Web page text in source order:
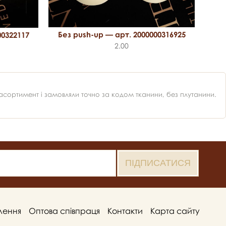
Без push-up — арт. 2000000316925
2.00
і замовляли точно за кодом тканини, без плутанини.
Оптова співпраця Контакти Карта сайту